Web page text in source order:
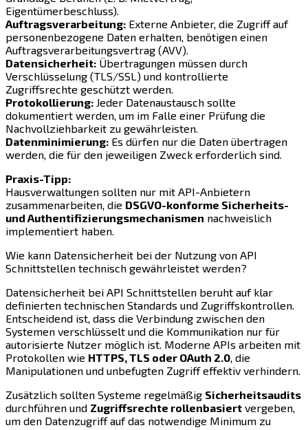
Eigentümerbeschluss).
Auftragsverarbeitung: Externe Anbieter, die Zugriff auf
personenbezogene Daten erhalten, benötigen einen
Auftragsverarbeitungsvertrag (AVV).
Datensicherheit: Übertragungen müssen durch
Verschlüsselung (TLS/SSL) und kontrollierte
Zugriffsrechte geschützt werden.
Protokollierung: Jeder Datenaustausch sollte
dokumentiert werden, um im Falle einer Prüfung die
Nachvollziehbarkeit zu gewährleisten.
Datenminimierung: Es dürfen nur die Daten übertragen
werden, die für den jeweiligen Zweck erforderlich sind.
Praxis-Tipp:
Hausverwaltungen sollten nur mit API-Anbietern
zusammenarbeiten, die DSGVO-konforme Sicherheits-
und Authentifizierungsmechanismen nachweislich
implementiert haben.
Wie kann Datensicherheit bei der Nutzung von API
Schnittstellen technisch gewährleistet werden?
Datensicherheit bei API Schnittstellen beruht auf klar
definierten technischen Standards und Zugriffskontrollen.
Entscheidend ist, dass die Verbindung zwischen den
Systemen verschlüsselt und die Kommunikation nur für
autorisierte Nutzer möglich ist. Moderne APIs arbeiten mit
Protokollen wie HTTPS, TLS oder OAuth 2.0, die
Manipulationen und unbefugten Zugriff effektiv verhindern.
Zusätzlich sollten Systeme regelmäßig Sicherheitsaudits
durchführen und Zugriffsrechte rollenbasiert vergeben,
um den Datenzugriff auf das notwendige Minimum zu